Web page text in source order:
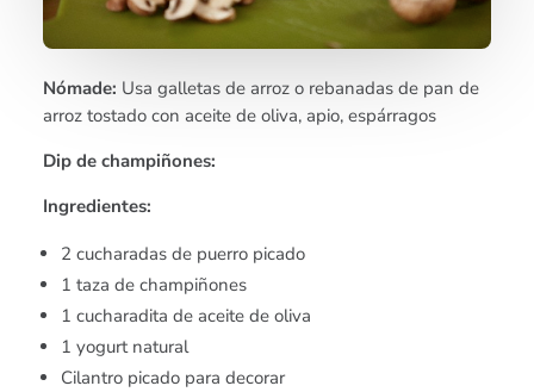
Nómade: Usa galletas de arroz o rebanadas de pan de
arroz tostado con aceite de oliva, apio, espárragos
Dip de champiñones:
Ingredientes:
2 cucharadas de puerro picado
1 taza de champiñones
1 cucharadita de aceite de oliva
1 yogurt natural
Cilantro picado para decorar